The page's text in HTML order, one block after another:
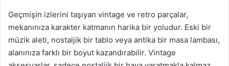
Geçmişin izlerini taşıyan vintage ve retro parçalar,
mekanınıza karakter katmanın harika bir yoludur. Eski bir
müzik aleti, nostaljik bir tablo veya antika bir masa lambası,
alanınıza farklı bir boyut kazandırabilir. Vintage